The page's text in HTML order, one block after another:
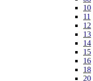
10
11
12
13
14
15
16
18
20